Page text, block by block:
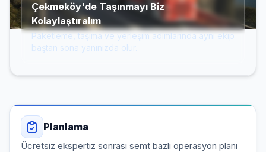
Çekmeköy'de Taşınmayı Biz
Kolaylaştıralım
Paketleme, taşıma ve yerleşim adımlarında aynı ekip
baştan sona yanınızda olur.
Planlama
Ücretsiz ekspertiz sonrası semt bazlı operasyon planı